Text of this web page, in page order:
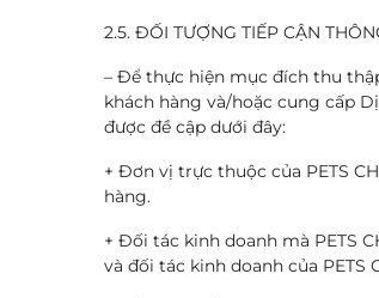
2.5. ĐỐI TƯỢNG TIẾP CẬN
– Để thực hiện mục đích thu
khách hàng và/hoặc cung cấp
được đề cập dưới đây:
+ Đơn vị trực thuộc của PETS
hàng.
+ Đối tác kinh doanh mà PETS
và đối tác kinh doanh của PETS